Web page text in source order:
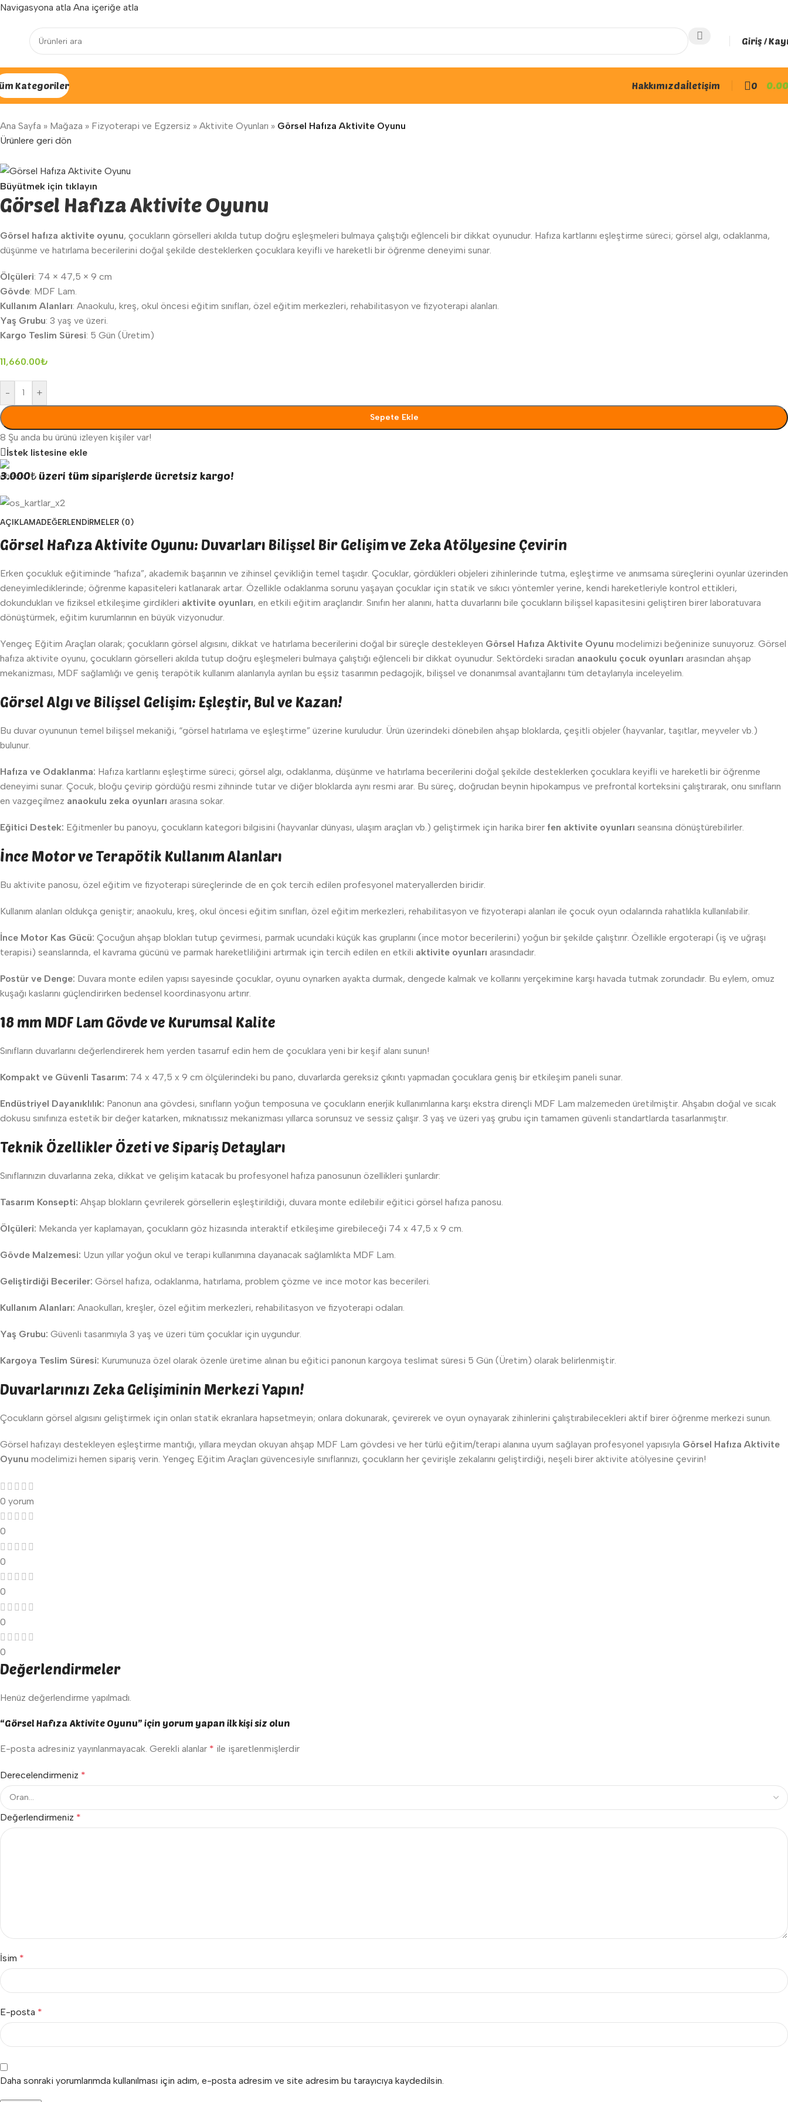
Navigasyona atla Ana içeriğe atla
Yenilenen arayüzümüz ile hizmetinizdeyiz...
Giriş /
Kategoriler Hakkımızdaİletişim 0 0.00
Ana Sayfa » Mağaza » Fizyoterapi ve Egzersiz » Aktivite Oyunları » Görsel Hafıza Aktivite Oyunu
Ürünlere geri dön
Büyütmek için tıklayın
Görsel Hafıza Aktivite Oyunu
Görsel hafıza aktivite oyunu, çocukların görselleri akılda tutup doğru eşleşmeleri bulmaya çalıştığı eğlenceli bir dikkat oyunudur. Hafıza kartlarını eşleştirme süreci; görsel algı, odaklanma,
düşünme ve hatırlama becerilerini doğal şekilde desteklerken çocuklara keyifli ve hareketli bir öğrenme deneyimi sunar.
Ölçüleri: 74 × 47,5 × 9 cm
Gövde: MDF Lam.
Kullanım Alanları: Anaokulu, kreş, okul öncesi eğitim sınıfları, özel eğitim merkezleri, rehabilitasyon ve fizyoterapi alanları.
Yaş Grubu: 3 yaş ve üzeri.
Kargo Teslim Süresi: 5 Gün (Üretim)
11,660.00₺
- +
Sepete Ekle
8 Şu anda bu ürünü izleyen kişiler var!
İstek listesine ekle
3.000₺ üzeri tüm siparişlerde ücretsiz kargo!
AÇIKLAMADEĞERLENDIRMELER (0)
Görsel Hafıza Aktivite Oyunu: Duvarları Bilişsel Bir Gelişim ve Zeka Atölyesine Çevirin
Erken çocukluk eğitiminde “hafıza”, akademik başarının ve zihinsel çevikliğin temel taşıdır. Çocuklar, gördükleri objeleri zihinlerinde tutma, eşleştirme ve anımsama süreçlerini oyunlar üzerinden
deneyimlediklerinde; öğrenme kapasiteleri katlanarak artar. Özellikle odaklanma sorunu yaşayan çocuklar için statik ve sıkıcı yöntemler yerine, kendi hareketleriyle kontrol ettikleri,
dokundukları ve fiziksel etkileşime girdikleri aktivite oyunları, en etkili eğitim araçlarıdır. Sınıfın her alanını, hatta duvarlarını bile çocukların bilişsel kapasitesini geliştiren birer laboratuvara
dönüştürmek, eğitim kurumlarının en büyük vizyonudur.
Yengeç Eğitim Araçları olarak; çocukların görsel algısını, dikkat ve hatırlama becerilerini doğal bir süreçle destekleyen Görsel Hafıza Aktivite Oyunu modelimizi beğeninize sunuyoruz. Görsel
hafıza aktivite oyunu, çocukların görselleri akılda tutup doğru eşleşmeleri bulmaya çalıştığı eğlenceli bir dikkat oyunudur. Sektördeki sıradan anaokulu çocuk oyunları arasından ahşap
mekanizması, MDF sağlamlığı ve geniş terapötik kullanım alanlarıyla ayrılan bu eşsiz tasarımın pedagojik, bilişsel ve donanımsal avantajlarını tüm detaylarıyla inceleyelim.
Görsel Algı ve Bilişsel Gelişim: Eşleştir, Bul ve Kazan!
Bu duvar oyununun temel bilişsel mekaniği, “görsel hatırlama ve eşleştirme” üzerine kuruludur. Ürün üzerindeki dönebilen ahşap bloklarda, çeşitli objeler (hayvanlar, taşıtlar, meyveler vb.)
bulunur.
Hafıza ve Odaklanma: Hafıza kartlarını eşleştirme süreci; görsel algı, odaklanma, düşünme ve hatırlama becerilerini doğal şekilde desteklerken çocuklara keyifli ve hareketli bir öğrenme
deneyimi sunar. Çocuk, bloğu çevirip gördüğü resmi zihninde tutar ve diğer bloklarda aynı resmi arar. Bu süreç, doğrudan beynin hipokampus ve prefrontal korteksini çalıştırarak, onu sınıfların
en vazgeçilmez anaokulu zeka oyunları arasına sokar.
Eğitici Destek: Eğitmenler bu panoyu, çocukların kategori bilgisini (hayvanlar dünyası, ulaşım araçları vb.) geliştirmek için harika birer fen aktivite oyunları seansına dönüştürebilirler.
İnce Motor ve Terapötik Kullanım Alanları
Bu aktivite panosu, özel eğitim ve fizyoterapi süreçlerinde de en çok tercih edilen profesyonel materyallerden biridir.
Kullanım alanları oldukça geniştir; anaokulu, kreş, okul öncesi eğitim sınıfları, özel eğitim merkezleri, rehabilitasyon ve fizyoterapi alanları ile çocuk oyun odalarında rahatlıkla kullanılabilir.
İnce Motor Kas Gücü: Çocuğun ahşap blokları tutup çevirmesi, parmak ucundaki küçük kas gruplarını (ince motor becerilerini) yoğun bir şekilde çalıştırır. Özellikle ergoterapi (iş ve uğraşı
terapisi) seanslarında, el kavrama gücünü ve parmak hareketliliğini artırmak için tercih edilen en etkili aktivite oyunları arasındadır.
Postür ve Denge: Duvara monte edilen yapısı sayesinde çocuklar, oyunu oynarken ayakta durmak, dengede kalmak ve kollarını yerçekimine karşı havada tutmak zorundadır. Bu eylem, omuz
kuşağı kaslarını güçlendirirken bedensel koordinasyonu artırır.
18 mm MDF Lam Gövde ve Kurumsal Kalite
Sınıfların duvarlarını değerlendirerek hem yerden tasarruf edin hem de çocuklara yeni bir keşif alanı sunun!
Kompakt ve Güvenli Tasarım: 74 x 47,5 x 9 cm ölçülerindeki bu pano, duvarlarda gereksiz çıkıntı yapmadan çocuklara geniş bir etkileşim paneli sunar.
Endüstriyel Dayanıklılık: Panonun ana gövdesi, sınıfların yoğun temposuna ve çocukların enerjik kullanımlarına karşı ekstra dirençli MDF Lam malzemeden üretilmiştir. Ahşabın doğal ve sıcak
dokusu sınıfınıza estetik bir değer katarken, mıknatıssız mekanizması yıllarca sorunsuz ve sessiz çalışır. 3 yaş ve üzeri yaş grubu için tamamen güvenli standartlarda tasarlanmıştır.
Teknik Özellikler Özeti ve Sipariş Detayları
Sınıflarınızın duvarlarına zeka, dikkat ve gelişim katacak bu profesyonel hafıza panosunun özellikleri şunlardır:
Tasarım Konsepti: Ahşap blokların çevrilerek görsellerin eşleştirildiği, duvara monte edilebilir eğitici görsel hafıza panosu.
Ölçüleri: Mekanda yer kaplamayan, çocukların göz hizasında interaktif etkileşime girebileceği 74 x 47,5 x 9 cm.
Gövde Malzemesi: Uzun yıllar yoğun okul ve terapi kullanımına dayanacak sağlamlıkta MDF Lam.
Geliştirdiği Beceriler: Görsel hafıza, odaklanma, hatırlama, problem çözme ve ince motor kas becerileri.
Kullanım Alanları: Anaokulları, kreşler, özel eğitim merkezleri, rehabilitasyon ve fizyoterapi odaları.
Yaş Grubu: Güvenli tasarımıyla 3 yaş ve üzeri tüm çocuklar için uygundur.
Kargoya Teslim Süresi: Kurumunuza özel olarak özenle üretime alınan bu eğitici panonun kargoya teslimat süresi 5 Gün (Üretim) olarak belirlenmiştir.
Duvarlarınızı Zeka Gelişiminin Merkezi Yapın!
Çocukların görsel algısını geliştirmek için onları statik ekranlara hapsetmeyin; onlara dokunarak, çevirerek ve oyun oynayarak zihinlerini çalıştırabilecekleri aktif birer öğrenme merkezi sunun.
Görsel hafızayı destekleyen eşleştirme mantığı, yıllara meydan okuyan ahşap MDF Lam gövdesi ve her türlü eğitim/terapi alanına uyum sağlayan profesyonel yapısıyla Görsel Hafıza Aktivite
Oyunu modelimizi hemen sipariş verin. Yengeç Eğitim Araçları güvencesiyle sınıflarınızı, çocukların her çevirişle zekalarını geliştirdiği, neşeli birer aktivite atölyesine çevirin!
0 yorum
0
0
0
0
0
Değerlendirmeler
Henüz değerlendirme yapılmadı.
“Görsel Hafıza Aktivite Oyunu” için yorum yapan ilk kişi siz olun
E-posta adresiniz yayınlanmayacak. Gerekli alanlar * ile işaretlenmişlerdir
Derecelendirmeniz *
Değerlendirmeniz *
İsim *
E-posta *
Daha sonraki yorumlarımda kullanılması için adım, e-posta adresim ve site adresim bu tarayıcıya kaydedilsin.